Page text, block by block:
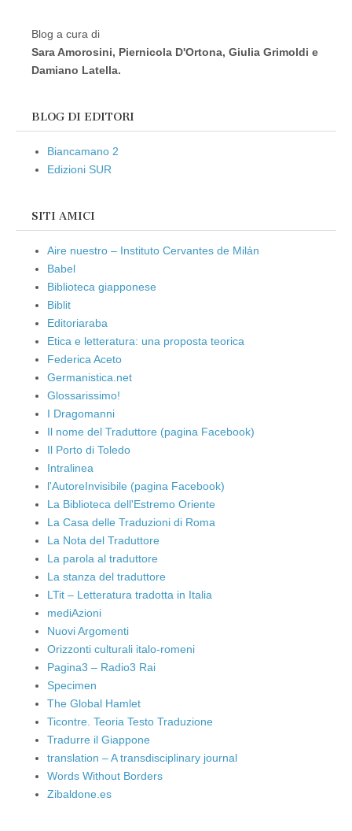
Blog a cura di
Sara Amorosini, Piernicola D'Ortona, Giulia Grimoldi e
Damiano Latella.
BLOG DI EDITORI
Biancamano 2
Edizioni SUR
SITI AMICI
Aire nuestro – Instituto Cervantes de Milán
Babel
Biblioteca giapponese
Biblit
Editoriaraba
Etica e letteratura: una proposta teorica
Federica Aceto
Germanistica.net
Glossarissimo!
I Dragomanni
Il nome del Traduttore (pagina Facebook)
Il Porto di Toledo
Intralinea
l'AutoreInvisibile (pagina Facebook)
La Biblioteca dell'Estremo Oriente
La Casa delle Traduzioni di Roma
La Nota del Traduttore
La parola al traduttore
La stanza del traduttore
LTit – Letteratura tradotta in Italia
mediAzioni
Nuovi Argomenti
Orizzonti culturali italo-romeni
Pagina3 – Radio3 Rai
Specimen
The Global Hamlet
Ticontre. Teoria Testo Traduzione
Tradurre il Giappone
translation – A transdisciplinary journal
Words Without Borders
Zibaldone.es